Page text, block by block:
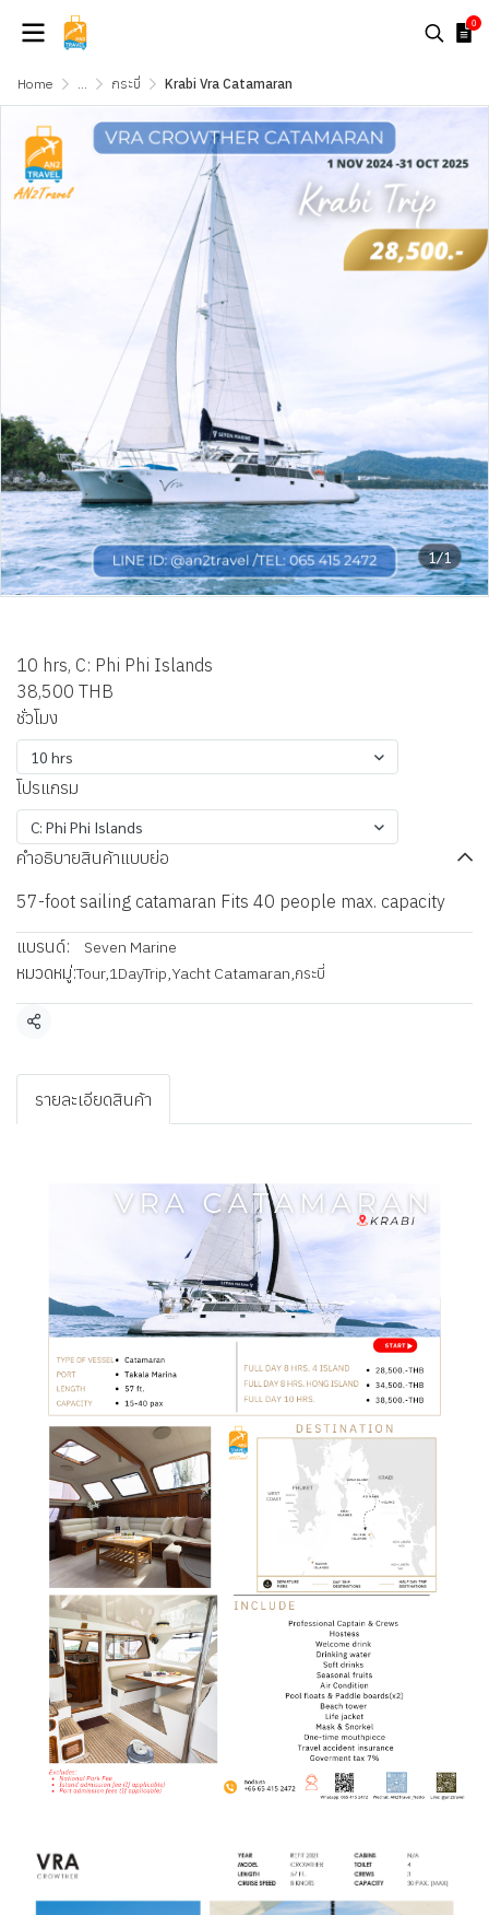
0
Home ... กระบี่ Krabi Vra Catamaran
1/1
10 hrs, C: Phi Phi Islands
38,500 THB
ชั่วโมง
10 hrs
โปรแกรม
C: Phi Phi Islands
คำอธิบายสินค้าแบบย่อ
57-foot sailing catamaran Fits 40 people max. capacity
แบรนด์: Seven Marine
หมวดหมู่:Tour,1DayTrip,Yacht Catamaran,กระบี่
แชร์
รายละเอียดสินค้า